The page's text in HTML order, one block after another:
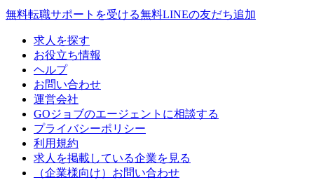
無料転職サポートを受ける無料LINEの友だち追加
求人を探す
お役立ち情報
ヘルプ
お問い合わせ
運営会社
GOジョブのエージェントに相談する
プライバシーポリシー
利用規約
求人を掲載している企業を見る
（企業様向け）お問い合わせ